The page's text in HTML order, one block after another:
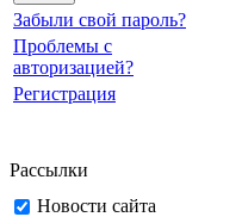
Забыли свой пароль?
Проблемы с
авторизацией?
Регистрация
Рассылки
Новости сайта